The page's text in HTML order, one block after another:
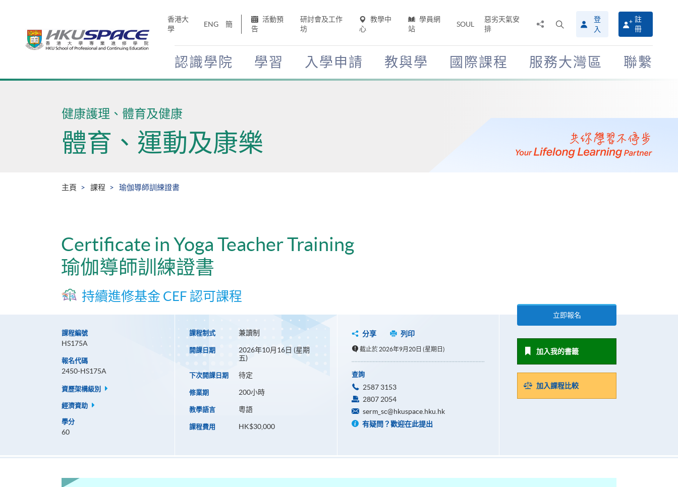
香港大
學
ENG 簡
活動預
告
研討會及工作
坊
教學中
心
學員網
站
SOUL
惡劣天氣安
排
搜
尋
介
面
登
入
註
冊
認識學院 學習 入學申請 教與學 國際課程 服務大灣區 聯繫
Main
健康護理、體育及健康
體育、運動及康樂
主頁 課程 瑜伽導師訓練證書
Certificate in Yoga Teacher Training
瑜伽導師訓練證書
持續進修基金 CEF 認可課程
課程編號
HS175A
報名代碼
2450-HS175A
資歷架構級別
經濟資助
學分
60
課程制式 兼讀制
開課日期
2026年10月16日 (星期
五)
下次開課日期 待定
修業期 200小時
教學語言 粵語
課程費用 HK$30,000
分享 列印
截止於 2026年9月20日 (星期日)
查詢
2587 3153
2807 2054
serm_sc@hkuspace.hku.hk
有疑問？歡迎在此提出
立即報名
加入我的書籤
加入課程比較